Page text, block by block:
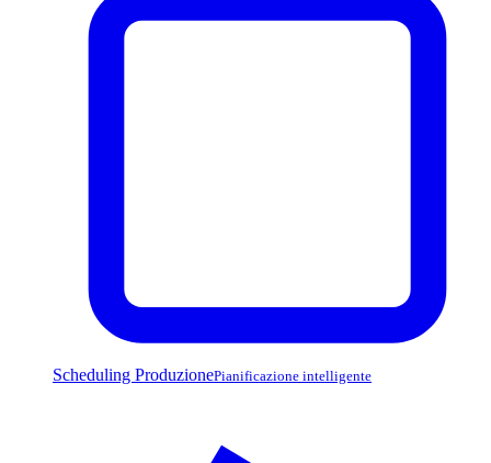
Scheduling ProduzionePianificazione intelligente